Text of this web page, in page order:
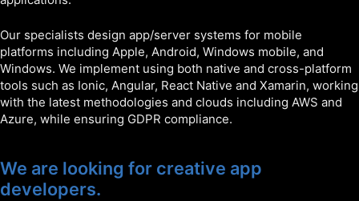
Our specialists design app/server systems for mobile
platforms including Apple, Android, Windows mobile, and
Windows. We implement using both native and cross-platform
tools such as Ionic, Angular, React Native and Xamarin, working
with the latest methodologies and clouds including AWS and
Azure, while ensuring GDPR compliance.
We are looking for creative app
developers.